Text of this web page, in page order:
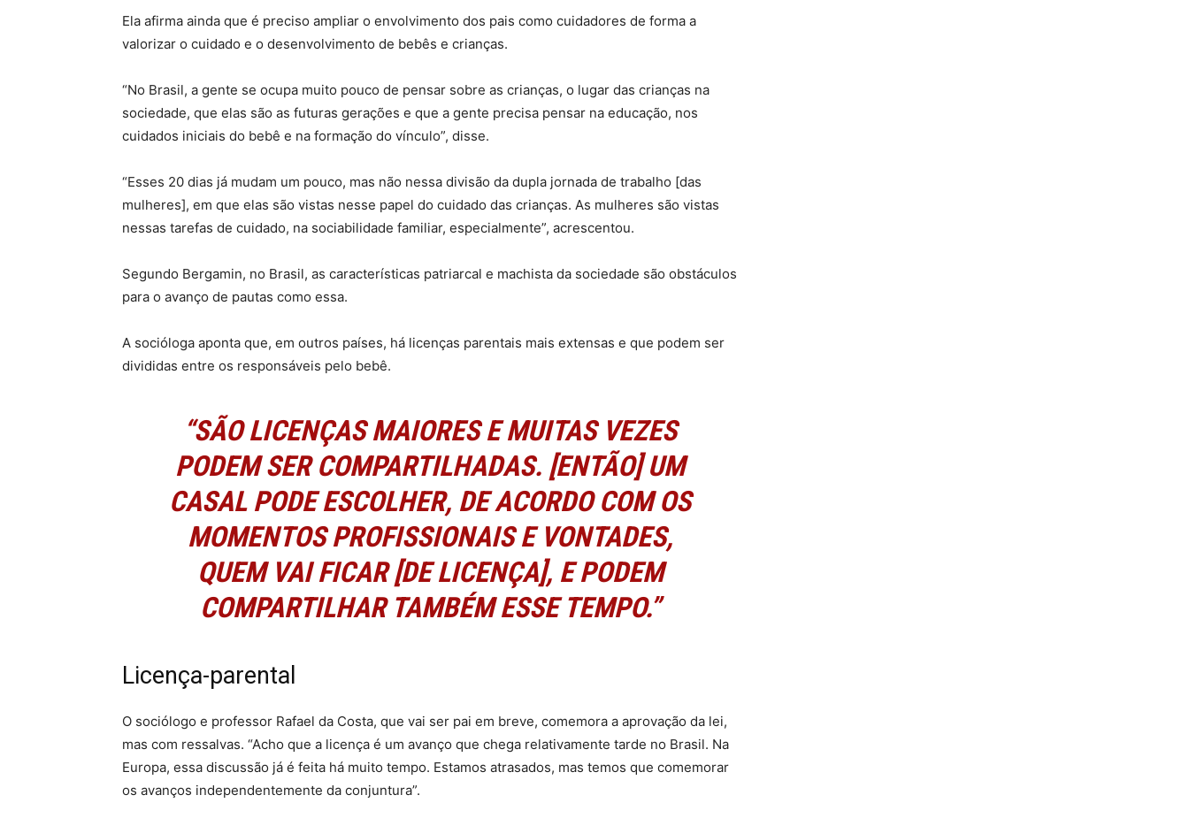
Ela afirma ainda que é preciso ampliar o envolvimento dos pais como cuidadores de forma a
valorizar o cuidado e o desenvolvimento de bebês e crianças.
“No Brasil, a gente se ocupa muito pouco de pensar sobre as crianças, o lugar das crianças na
sociedade, que elas são as futuras gerações e que a gente precisa pensar na educação, nos
cuidados iniciais do bebê e na formação do vínculo”, disse.
“Esses 20 dias já mudam um pouco, mas não nessa divisão da dupla jornada de trabalho [das
mulheres], em que elas são vistas nesse papel do cuidado das crianças. As mulheres são vistas
nessas tarefas de cuidado, na sociabilidade familiar, especialmente”, acrescentou.
Segundo Bergamin, no Brasil, as características patriarcal e machista da sociedade são obstáculos
para o avanço de pautas como essa.
A socióloga aponta que, em outros países, há licenças parentais mais extensas e que podem ser
divididas entre os responsáveis pelo bebê.
“SÃO LICENÇAS MAIORES E MUITAS VEZES
PODEM SER COMPARTILHADAS. [ENTÃO] UM
CASAL PODE ESCOLHER, DE ACORDO COM OS
MOMENTOS PROFISSIONAIS E VONTADES,
QUEM VAI FICAR [DE LICENÇA], E PODEM
COMPARTILHAR TAMBÉM ESSE TEMPO.”
Licença-parental
O sociólogo e professor Rafael da Costa, que vai ser pai em breve, comemora a aprovação da lei,
mas com ressalvas. “Acho que a licença é um avanço que chega relativamente tarde no Brasil. Na
Europa, essa discussão já é feita há muito tempo. Estamos atrasados, mas temos que comemorar
os avanços independentemente da conjuntura”.